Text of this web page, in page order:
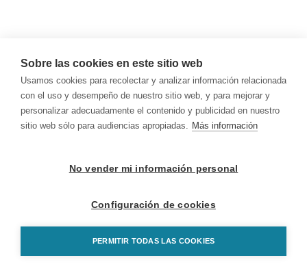
Sobre las cookies en este sitio web
Usamos cookies para recolectar y analizar información relacionada
con el uso y desempeño de nuestro sitio web, y para mejorar y
personalizar adecuadamente el contenido y publicidad en nuestro
sitio web sólo para audiencias apropiadas. Más información
No vender mi información personal
Configuración de cookies
PERMITIR TODAS LAS COOKIES